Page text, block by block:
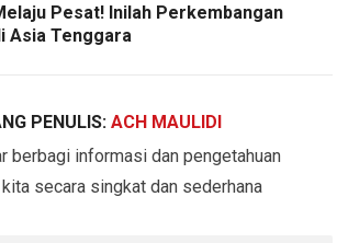
Pesat! Inilah Perkembangan
Asia Tenggara
PENULIS:ACH MAULIDI
berbagi informasi dan pengetahuan
secara singkat dan sederhana